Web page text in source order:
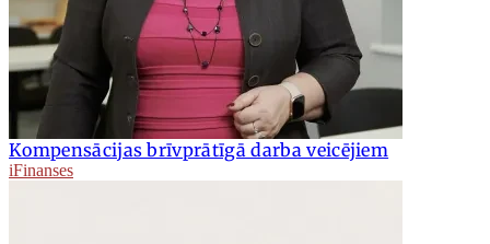
Kompensācijas brīvprātīgā darba veicējiem
iFinanses